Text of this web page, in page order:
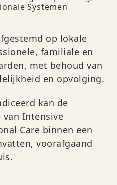
Systemen
op lokale
familiale en
met behoud van
en opvolging.
kan de
van Intensive
Care binnen een
voorafgaand